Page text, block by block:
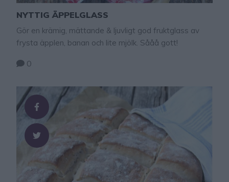
NYTTIG ÄPPELGLASS
Gör en krämig, mättande & ljuvligt god fruktglass av
frysta äpplen, banan och lite mjölk. Sååå gott!
0